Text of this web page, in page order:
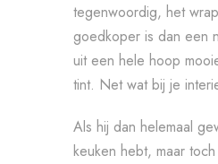
tegenwoordig, het
goedkoper is dan een
uit een hele hoop
tint. Net wat bij je
Als hij dan helemaal
keuken hebt, maar